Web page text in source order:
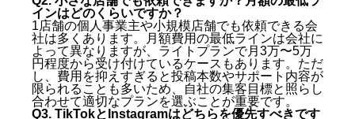
インはどのくらいですか？
1店舗の個人事業主や小規模店舗でも依頼できる会
社は多くあります。月額費用の最低ラインは会社に
よって異なりますが、ライトプランで月3万〜5万
円程度から受け付けているケースもあります。ただ
し、費用を抑えすぎると投稿本数やサポート内容が
限られることも多いため、自社の集客目標と照らし
合わせて適切なプランを選ぶことが重要です。
Q3. TikTokとInstagramはどちらを優先すべきです